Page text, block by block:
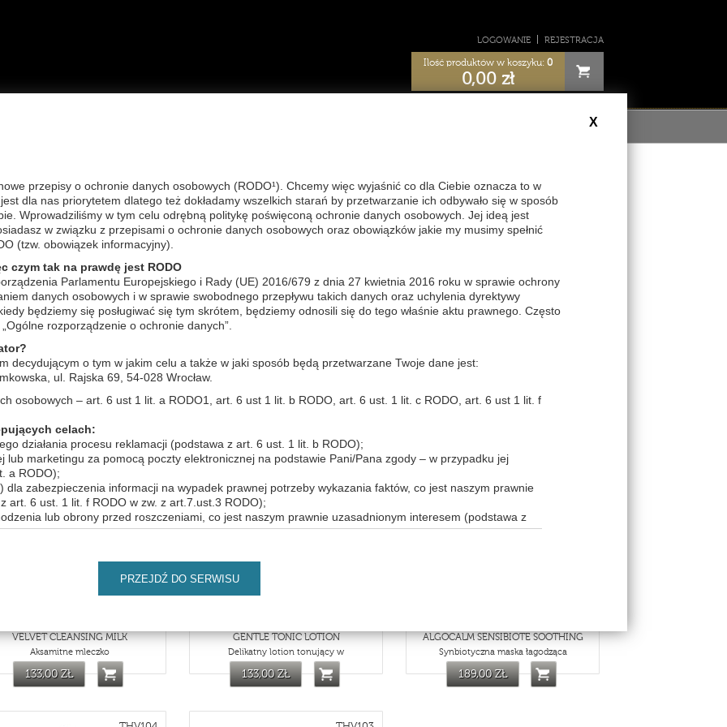
przepisy o ochronie danych osobowych (RODO¹). Chcemy więc wyjaśnić co dla Ciebie oznacza to w
dla nas priorytetem dlatego też dokładamy wszelkich starań by przetwarzanie ich odbywało się w sposób
Wprowadziliśmy w tym celu odrębną politykę poświęconą ochronie danych osobowych. Jej ideą jest
w związku z przepisami o ochronie danych osobowych oraz obowiązków jakie my musimy spełnić
(tzw. obowiązek informacyjny).
czym tak na prawdę jest RODO
Parlamentu Europejskiego i Rady (UE) 2016/679 z dnia 27 kwietnia 2016 roku w sprawie ochrony
danych osobowych i w sprawie swobodnego przepływu takich danych oraz uchylenia dyrektywy
będziemy się posługiwać się tym skrótem, będziemy odnosili się do tego właśnie aktu prawnego. Często
rozporządzenie o ochronie danych”.
decydującym o tym w jakim celu a także w jaki sposób będą przetwarzane Twoje dane jest:
ul. Rajska 69, 54-028 Wrocław.
osobowych – art. 6 ust 1 lit. a RODO1, art. 6 ust 1 lit. b RODO, art. 6 ust. 1 lit. c RODO, art. 6 ust 1 lit. f
celach:
działania procesu reklamacji (podstawa z art. 6 ust. 1 lit. b RODO);
lub marketingu za pomocą poczty elektronicznej na podstawie Pani/Pana zgody – w przypadku jej
a RODO);
dla zabezpieczenia informacji na wypadek prawnej potrzeby wykazania faktów, co jest naszym prawnie
art. 6 ust. 1 lit. f RODO w zw. z art.7.ust.3 RODO);
lub obrony przed roszczeniami, co jest naszym prawnie uzasadnionym interesem (podstawa z
produktów i usług bezpośrednio (marketing bezpośredni, co jest naszym prawnie uzasadnionym
mogli je udostępnić również podmiotom z którymi zawarliśmy umowę powierzenia na gruncie art. 28
powierzenia danych dostawcom rozwiązań technologicznych (dostawcy usług teleinformatycznych),
przewozu towarów i osób, usługi wsparcie logistycznego. Jeśli będziesz chciał uzyskać bardziej
usług przez podmioty przetwarzające dane, zawsze możesz skontaktować się w tym celu z
pracownikiem Administratora. Będziemy także mogli udostępnić Twoje dane osobowe innym podmiotom
ciągłości działań zwłaszcza w przypadku organizowania dodatkowych imprez, zajęć bądź innego
się w sposób ciągły ale także podmiotom ubezpieczeniowym, bankom czy serwisom płatności
X
PRZEJDŹ DO SERWISU
LOGOWANIE REJESTRACJA
Ilość produktów w koszyku: 0
0,00 zł
cera wrażliwa
Linii obniżają reaktywność cery wrażliwej i alergicznej, łagodzą podrażnienia, niwelują stany zapalne,
świąd, pieczenie i zaczerwienienia, normalizują mikroflorę bakteryjną.
formuły Algocalm zawartoSensibiote Complex
mediatory stanów zapalnych, normalizujący patogenną florę bakteryjną, oligosacharydy alg czerwonych,
przed agresją środowiska, witaminę PP o działaniu przeciwzapalnym i antyoksydacyjnym, oleiste ekstrakty
Wakame, drenujące ekstrakty kasztanowca i wąkrotki azjatyckiej, wzmacniające kapilary naczyń.
skuteczność działania:
bólu, dyskomfortu o 80%
przekaźników nadmiernej wrażliwości - 80%
stanów zapalnych -80%
zobaczyć produkty w wersji dla gabinetów kosmetycznych musisz być zalogowany
produktów (znalezionych: 5)
133,00 ZŁ
VELVET CLEANSING MILK
Aksamitne mleczko
THV022
133,00 ZŁ
GENTLE TONIC LOTION
Delikatny lotion tonujący w
THV039
189,00 ZŁ
ALGOCALM SENSIBIOTE SOOTHING
Synbiotyczna maska łagodząca